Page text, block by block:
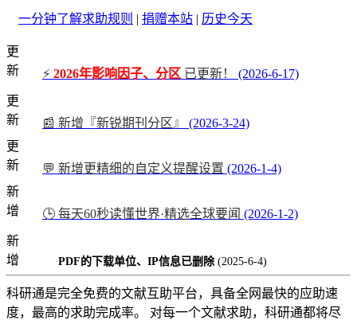
一分钟了解求助规则 | 捐赠本站 | 历史今天
更
新
⚡ 2026年影响因子、分区 已更新！
(2026-6-17)
更
新
📰 新增『新锐期刊分区』
(2026-3-24)
更
新
💬 新增更精细的自定义提醒设置 (2026-1-4)
新
增
🕒 每天60秒读懂世界·精选全球要闻 (2026-1-2)
新
增
PDF的下载单位、IP信息已删除 (2025-6-4)
科研通是完全免费的文献互助平台，具备全网最快的应助速
度，最高的求助完成率。 对每一个文献求助，科研通都将尽